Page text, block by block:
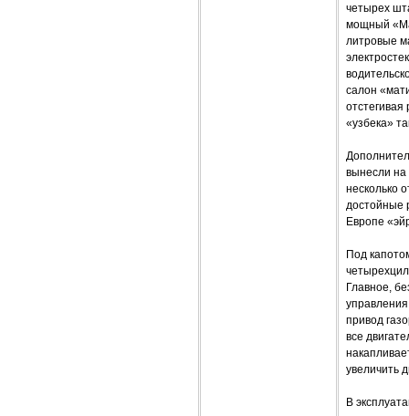
четырех
мощный
литровые
салон
«узбека»
вынесли на
несколько
достойные
Европе
Под
Главное,
привод
все
увеличить
В